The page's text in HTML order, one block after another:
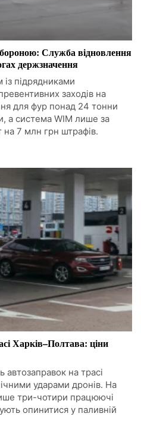
Служба відновлення
держзначення
підрядниками
заходів на
для фур понад 24 тонни
а система WIM лише за
7 млн грн штрафів.
Харків–Полтава: ціни
автозаправок на трасі
ударами дронів. На
три-чотири працюючі
опинитися у паливній